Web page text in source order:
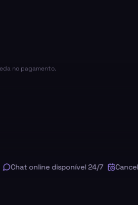
no pagamento.
online disponível 24/7